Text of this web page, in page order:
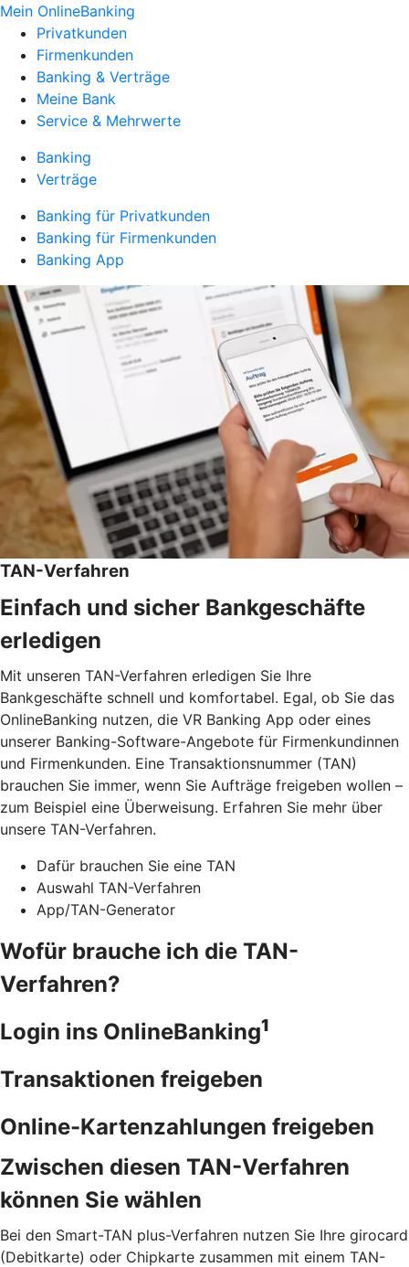
Mein OnlineBanking
Privatkunden
Firmenkunden
Banking & Verträge
Meine Bank
Service & Mehrwerte
Banking
Verträge
Banking für Privatkunden
Banking für Firmenkunden
Banking App
TAN-Verfahren
Einfach und sicher Bankgeschäfte
erledigen
Mit unseren TAN-Verfahren erledigen Sie Ihre
Bankgeschäfte schnell und komfortabel. Egal, ob Sie das
OnlineBanking nutzen, die VR Banking App oder eines
unserer Banking-Software-Angebote für Firmenkundinnen
und Firmenkunden. Eine Transaktionsnummer (TAN)
brauchen Sie immer, wenn Sie Aufträge freigeben wollen –
zum Beispiel eine Überweisung. Erfahren Sie mehr über
unsere TAN-Verfahren.
Dafür brauchen Sie eine TAN
Auswahl TAN-Verfahren
App/TAN-Generator
Wofür brauche ich die TAN-
Verfahren?
Login ins OnlineBanking1
Transaktionen freigeben
Online-Kartenzahlungen freigeben
Zwischen diesen TAN-Verfahren
können Sie wählen
Bei den Smart-TAN plus-Verfahren nutzen Sie Ihre girocard
(Debitkarte) oder Chipkarte zusammen mit einem TAN-